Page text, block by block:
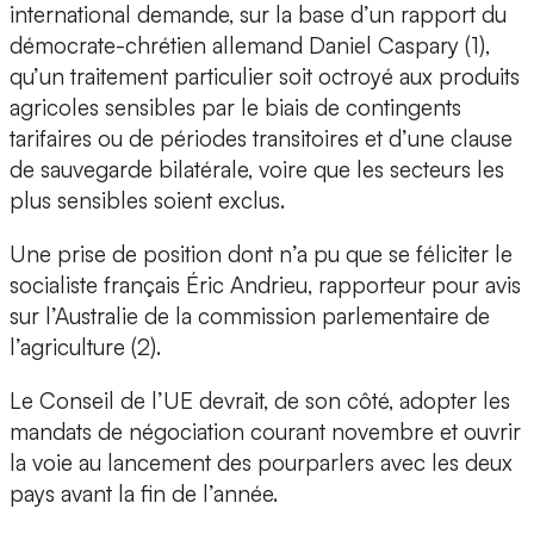
international demande, sur la base d’un rapport du
démocrate-chrétien allemand Daniel Caspary (1),
qu’un traitement particulier soit octroyé aux produits
agricoles sensibles par le biais de contingents
tarifaires ou de périodes transitoires et d’une clause
de sauvegarde bilatérale, voire que les secteurs les
plus sensibles soient exclus.
Une prise de position dont n’a pu que se féliciter le
socialiste français Éric Andrieu, rapporteur pour avis
sur l’Australie de la commission parlementaire de
l’agriculture (2).
Le Conseil de l’UE devrait, de son côté, adopter les
mandats de négociation courant novembre et ouvrir
la voie au lancement des pourparlers avec les deux
pays avant la fin de l’année.